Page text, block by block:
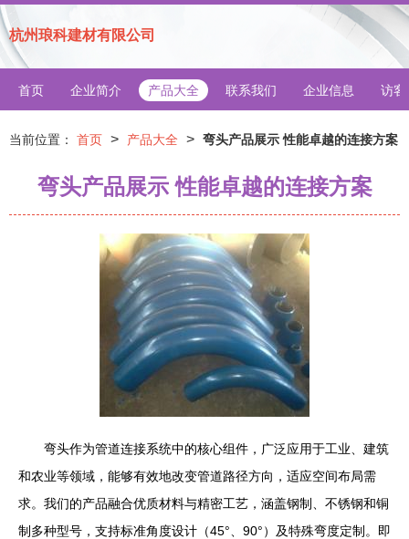
杭州琅科建材有限公司
首页 企业简介 产品大全 联系我们 企业信息 访客
当前位置： 首页 > 产品大全 > 弯头产品展示 性能卓越的连接方案
弯头产品展示 性能卓越的连接方案
弯头作为管道连接系统中的核心组件，广泛应用于工业、建筑
和农业等领域，能够有效地改变管道路径方向，适应空间布局需
求。我们的产品融合优质材料与精密工艺，涵盖钢制、不锈钢和铜
制多种型号，支持标准角度设计（45°、90°）及特殊弯度定制。即